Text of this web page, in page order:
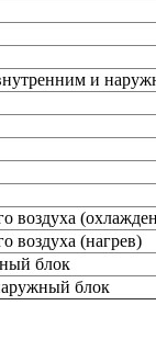
и
воздуха
воздуха (нагрев)
блок
блок